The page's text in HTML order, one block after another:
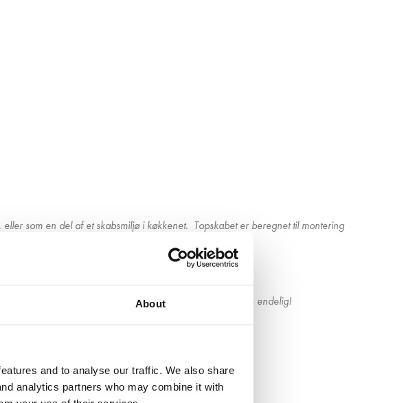
About
and to analyse our traffic. We also share
analytics partners who may combine it with
som en del af et skabsmiljø i køkkenet. Topskabet er beregnet til montering
hvordan det skal placeres på lågen.
processer og beslutninger i dit nye projekt, så kontakt os endelig!